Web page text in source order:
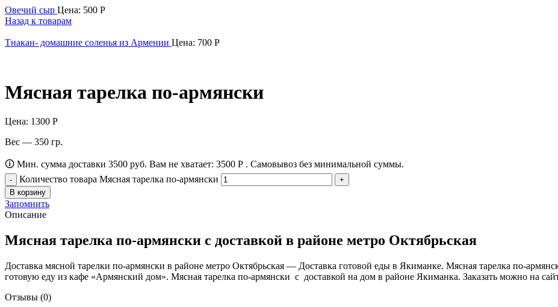
Овечий сыр Цена: 500 Р
Назад к товарам
Тнакан- домашние соленья из Армении Цена: 700 Р
Мясная тарелка по-армянски
Цена: 1300 Р
Вес — 350 гр.
🛈 Мин. сумма доставки 3500 руб. Вам не хватает: 3500 Р . Самовывоз без минимальной суммы.
Количество товара Мясная тарелка по-армянски
В корзину
Запомнить
Описание
Мясная тарелка по-армянски с доставкой в районе метро Октябрьская
Доставка мясной тарелки по-армянски в районе метро Октябрьская — Доставка готовой еды в Якиманке. Мясная тарелка по-
готовую еду из кафе «Армянский дом». Мясная тарелка по-армянски с доставкой на дом в районе Якиманка. Заказать можно на
Отзывы (0)